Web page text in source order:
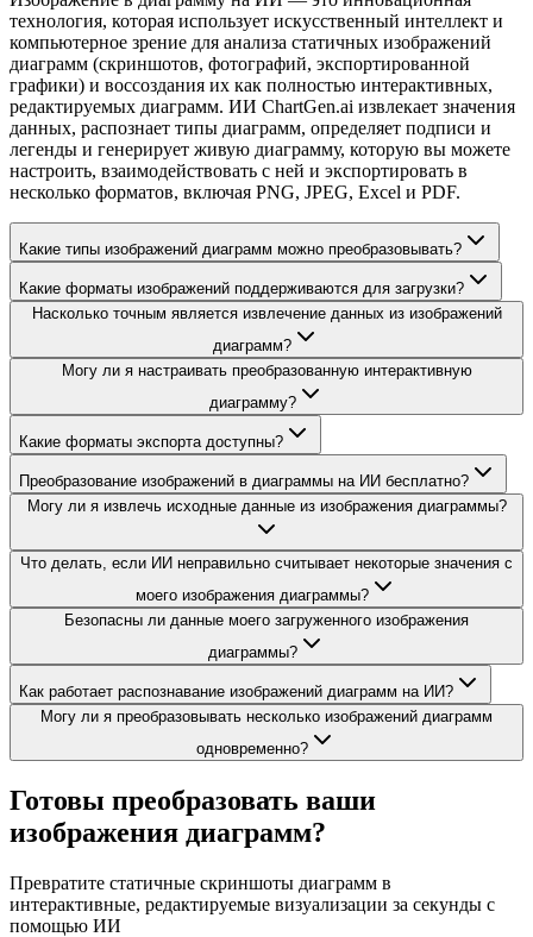
технология, которая использует искусственный интеллект и
компьютерное зрение для анализа статичных изображений
диаграмм (скриншотов, фотографий, экспортированной
графики) и воссоздания их как полностью интерактивных,
редактируемых диаграмм. ИИ ChartGen.ai извлекает значения
данных, распознает типы диаграмм, определяет подписи и
легенды и генерирует живую диаграмму, которую вы можете
настроить, взаимодействовать с ней и экспортировать в
несколько форматов, включая PNG, JPEG, Excel и PDF.
Какие типы изображений диаграмм можно преобразовывать?
Какие форматы изображений поддерживаются для загрузки?
Насколько точным является извлечение данных из изображений
диаграмм?
Могу ли я настраивать преобразованную интерактивную
диаграмму?
Какие форматы экспорта доступны?
Преобразование изображений в диаграммы на ИИ бесплатно?
Могу ли я извлечь исходные данные из изображения диаграммы?
Что делать, если ИИ неправильно считывает некоторые значения с
моего изображения диаграммы?
Безопасны ли данные моего загруженного изображения
диаграммы?
Как работает распознавание изображений диаграмм на ИИ?
Могу ли я преобразовывать несколько изображений диаграмм
одновременно?
Готовы преобразовать ваши
изображения диаграмм?
Превратите статичные скриншоты диаграмм в
интерактивные, редактируемые визуализации за секунды с
помощью ИИ